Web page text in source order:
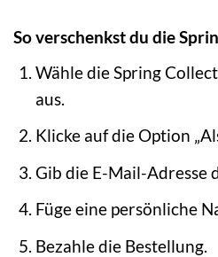
So verschenkst du die
Wähle die Spring
aus.
Klicke auf die Option
Gib die E-Mail-Adresse
Füge eine persönliche
Bezahle die Bestellung.